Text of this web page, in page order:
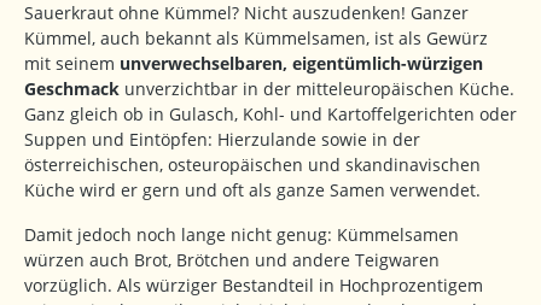
Sauerkraut ohne Kümmel? Nicht auszudenken! Ganzer
Kümmel, auch bekannt als Kümmelsamen, ist als Gewürz
mit seinem unverwechselbaren, eigentümlich-würzigen
Geschmack unverzichtbar in der mitteleuropäischen Küche.
Ganz gleich ob in Gulasch, Kohl- und Kartoffelgerichten oder
Suppen und Eintöpfen: Hierzulande sowie in der
österreichischen, osteuropäischen und skandinavischen
Küche wird er gern und oft als ganze Samen verwendet.
Damit jedoch noch lange nicht genug: Kümmelsamen
würzen auch Brot, Brötchen und andere Teigwaren
vorzüglich. Als würziger Bestandteil in Hochprozentigem